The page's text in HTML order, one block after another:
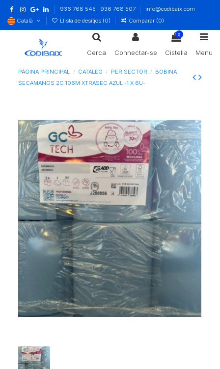
936 768 545 | 936 768 507
info@codibaix.com
Català
Llista de desitjos (0) Comparar (0)
Cerca Connectar-se
0
Cistella Menu
PÀGINA PRINCIPAL CATÀLEG PER SECTOR
BOBINA
SECAMANOS 2C 106M XTRASEC AZUL -1 X 6U-